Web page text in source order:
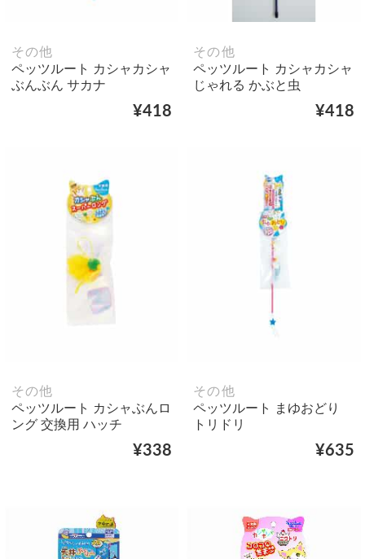
その他
ペッツルート カシャカシャ
ぶんぶん サカナ
¥418
その他
ペッツルート カシャカシャ
じゃれる かぶと虫
¥418
その他
ペッツルート カシャぶんロ
ング 交換用 ハッチ
¥338
その他
ペッツルート まゆおどり
トリドリ
¥635